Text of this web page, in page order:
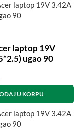
laptop 19V
ugao 90
U KORPU